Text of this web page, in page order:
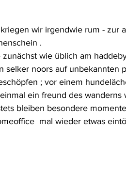
wir irgendwie rum - zur
.
wie üblich am
selker noors auf unbekannten
; vor einem
ein freund des wanderns
bleiben besondere
mal wieder etwas